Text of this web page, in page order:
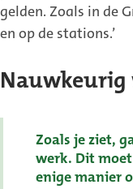
gelden. Zoals in de
en op de stations.’
Nauwkeurig
Zoals je ziet,
werk. Dit
enige manier